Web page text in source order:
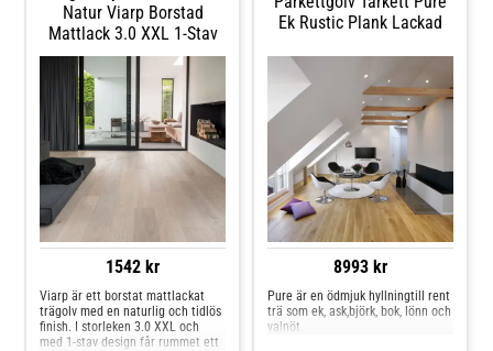
hållbara konstruktion gör det till
ett långsiktigt val. Ett sofistikerat
trägolv som förenar traditionell
känsla med modern design.
lättare att både rengöra och
underhålla. Vi rekommenderar
yta för alla utrymmen i ditt hem.
Natur Viarp Borstad
Mattlack 3.0 XXL 1-Stav
1542 kr
Viarp är ett borstat mattlackat
trägolv med en naturlig och tidlös
finish. I storleken 3.0 XXL och
med 1-stav design får rummet ett
Ek Rustic Plank Lackad
8993 kr
Pure är en ödmjuk hyllningtill rent
trä som ek, ask,björk, bok, lönn och
valnöt.